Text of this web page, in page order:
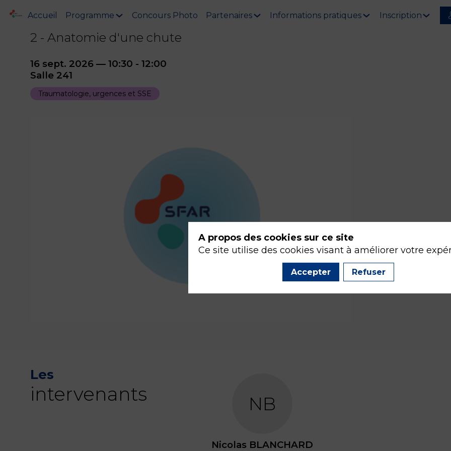
Accueil Programme Concours Photo Partenaires Informations pratiques Inscription
2 - Anatomie d'une chute
16 sept. 2026 — 10:30 - 12:00
Salle 241
Traumatologie, urgences et SSE
Les
intervenants NB
Nicolas BLANCHARD
A propos des cookies sur ce site
Ce site utilise des cookies visant à améliorer votre
Accepter Refuser